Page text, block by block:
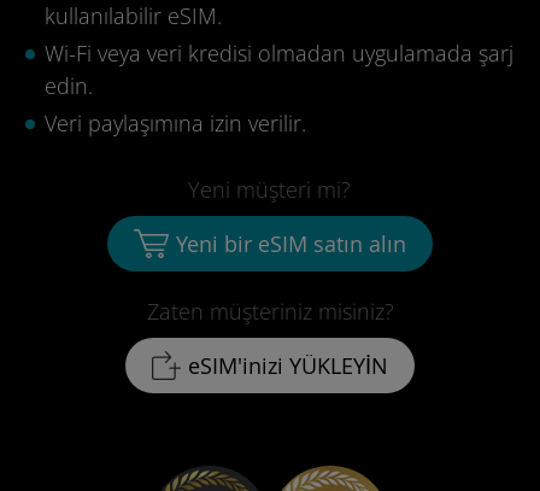
kullanılabilir eSIM.
Wi-Fi veya veri kredisi olmadan uygulamada şarj
edin.
Veri paylaşımına izin verilir.
Zaten müşteriniz misiniz?
eSIM'inizi YÜKLEYİN
Yeni müşteri mi?
Yeni bir eSIM satın alın